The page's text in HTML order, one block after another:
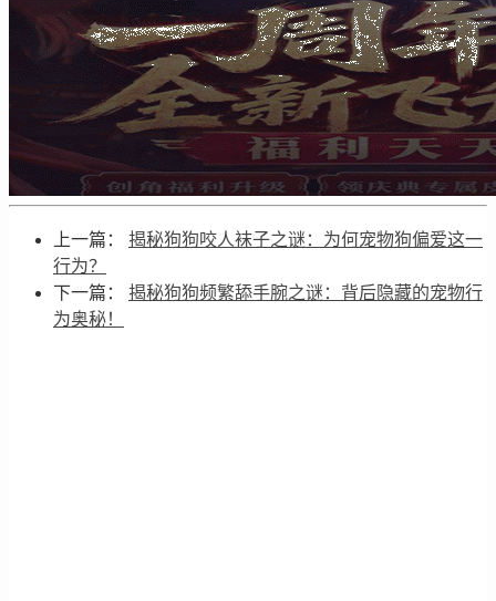
上一篇： 揭秘狗狗咬人袜子之谜：为何宠物狗偏爱这一
行为？
下一篇： 揭秘狗狗频繁舔手腕之谜：背后隐藏的宠物行
为奥秘！